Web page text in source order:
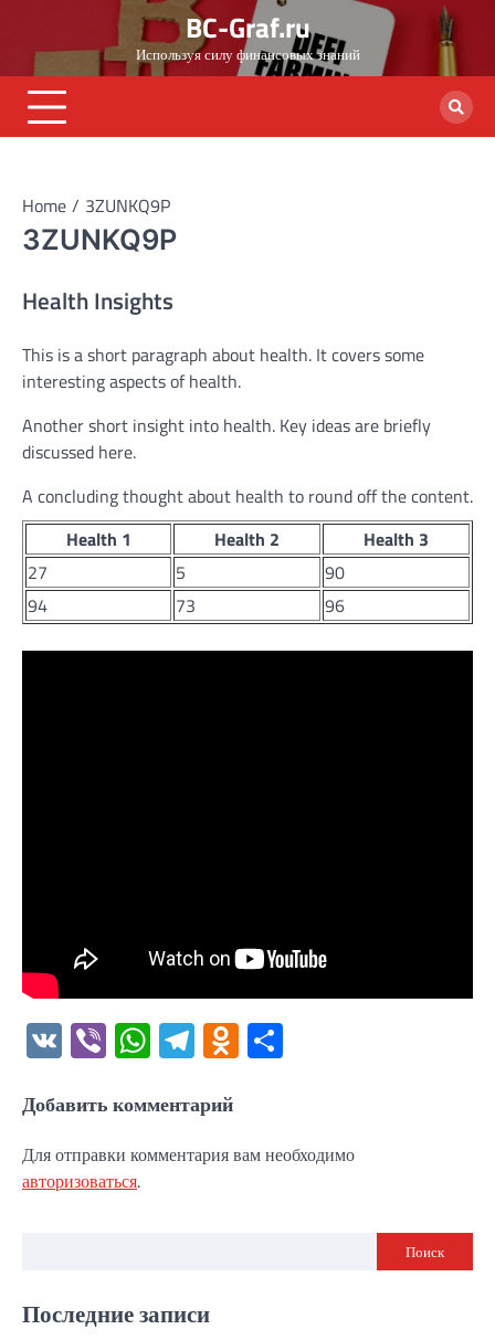
content
BC-Graf.ru
Используя силу финансовых знаний
Home 3ZUNKQ9P
3ZUNKQ9P
Health Insights
This is a short paragraph about health. It covers some
interesting aspects of health.
Another short insight into health. Key ideas are briefly
discussed here.
A concluding thought about health to round off the content.
Health 1
Health 2
Health 3
27
5
90
94
73 96
VK ViberWhatsApp
Telegram
Odnoklassniki
Добавить комментарий
Для отправки комментария вам необходимо
авторизоваться.
Поиск
Последние записи